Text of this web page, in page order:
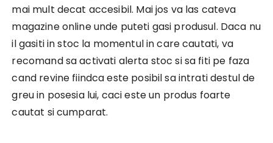
mai mult decat accesibil. Mai jos va las cateva
magazine online unde puteti gasi produsul. Daca nu
il gasiti in stoc la momentul in care cautati, va
recomand sa activati alerta stoc si sa fiti pe faza
cand revine fiindca este posibil sa intrati destul de
greu in posesia lui, caci este un produs foarte
cautat si cumparat.